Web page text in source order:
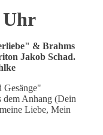
Uhr
& Brahms
Jakob Schad.
Gesänge"
dem Anhang (Dein
Liebe, Mein